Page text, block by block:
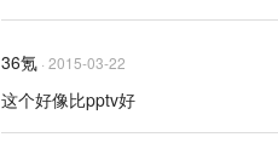
36氪 · 2015-03-22
这个好像比pptv好